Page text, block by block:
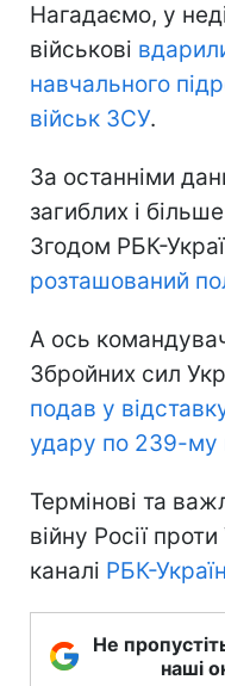
Нагадаємо, у
військові
навчального
військ ЗСУ.
За останніми
загиблих і
Згодом РБК-
розташований
А ось
Збройних сил
подав у
удару по 239-му
Термінові та
війну Росії
каналі РБК-
Не
наші